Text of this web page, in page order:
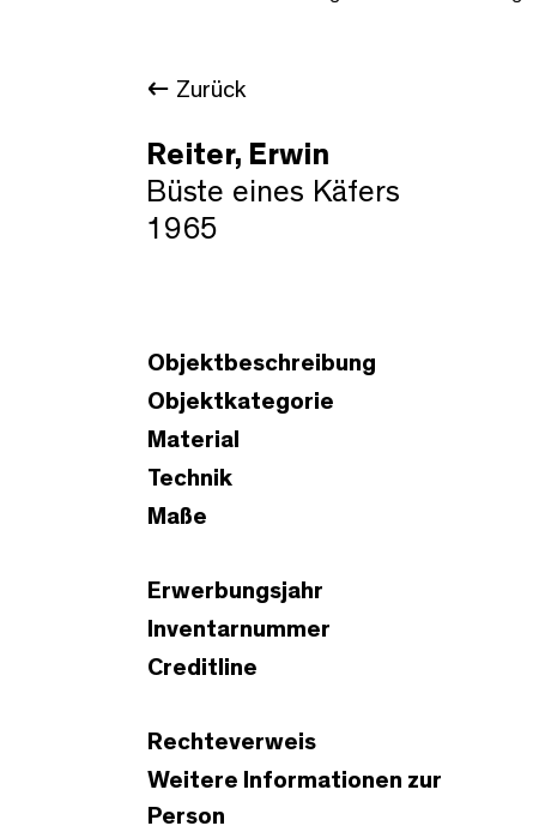
Zurück
Reiter, Erwin
Büste eines Käfers
1965
Objektbeschreibung
Objektkategorie
Material
Technik
Maße
Erwerbungsjahr
Inventarnummer
Creditline
Rechteverweis
Weitere Informationen zur
Person